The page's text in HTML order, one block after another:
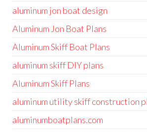
aluminum jon boat design
Aluminum Jon Boat Plans
Aluminum Skiff Boat Plans
aluminum skiff DIY plans
Aluminum Skiff Plans
aluminum utility skiff construction
aluminumboatplans.com